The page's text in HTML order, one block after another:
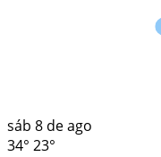
sáb 8 de ago
34° 23°